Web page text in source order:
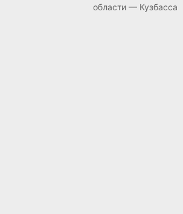
области — Кузбасса